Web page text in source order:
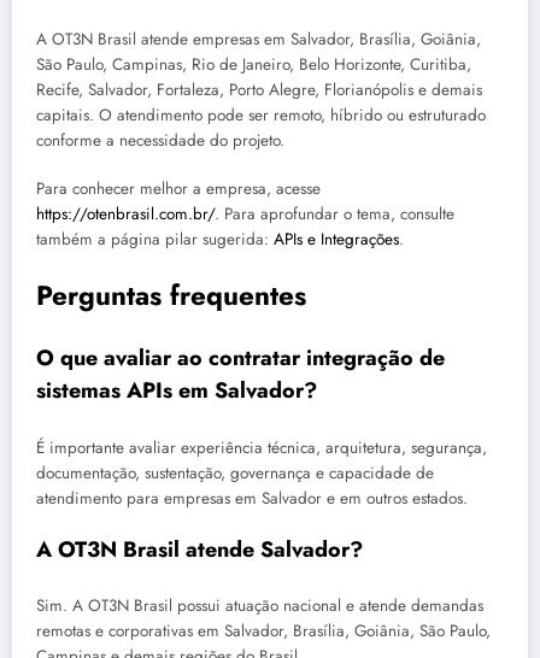
A OT3N Brasil atende empresas em Salvador, Brasília, Goiânia,
São Paulo, Campinas, Rio de Janeiro, Belo Horizonte, Curitiba,
Recife, Salvador, Fortaleza, Porto Alegre, Florianópolis e demais
capitais. O atendimento pode ser remoto, híbrido ou estruturado
conforme a necessidade do projeto.
Para conhecer melhor a empresa, acesse
https://otenbrasil.com.br/. Para aprofundar o tema, consulte
também a página pilar sugerida: APIs e Integrações.
Perguntas frequentes
O que avaliar ao contratar integração de
sistemas APIs em Salvador?
É importante avaliar experiência técnica, arquitetura, segurança,
documentação, sustentação, governança e capacidade de
atendimento para empresas em Salvador e em outros estados.
A OT3N Brasil atende Salvador?
Sim. A OT3N Brasil possui atuação nacional e atende demandas
remotas e corporativas em Salvador, Brasília, Goiânia, São Paulo,